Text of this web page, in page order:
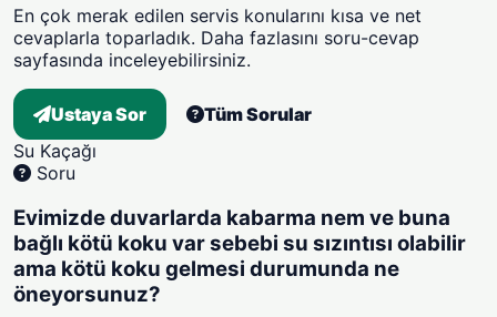
En çok merak edilen servis konularını kısa ve net
cevaplarla toparladık. Daha fazlasını soru-cevap
sayfasında inceleyebilirsiniz.
Ustaya Sor
Tüm Sorular
Su Kaçağı
Soru
Evimizde duvarlarda kabarma nem ve buna
bağlı kötü koku var sebebi su sızıntısı olabilir
ama kötü koku gelmesi durumunda ne
öneyorsunuz?